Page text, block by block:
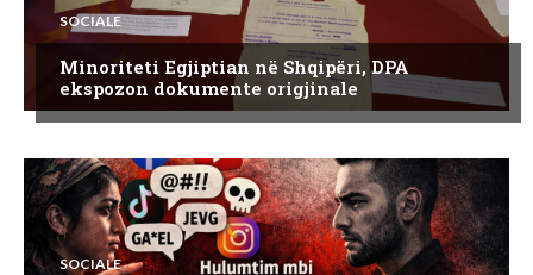
SOCIALE
Minoriteti Egjiptian në Shqipëri, DPA
ekspozon dokumente origjinale
SOCIALE